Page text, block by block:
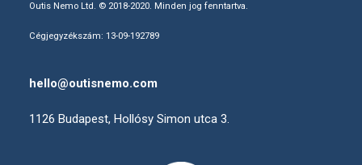
Outis Nemo Ltd. © 2018-2020. Minden jog fenntartva.
Cégjegyzékszám: 13-09-192789
hello@outisnemo.com
1126 Budapest, Hollósy Simon utca 3.